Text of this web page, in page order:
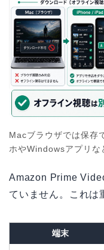
Macブラウザでは保存
ホやWindowsアプリな
Amazon Prime
ていません。これは
端末